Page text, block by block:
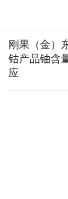
刚果（金）
钴产品铀含
应